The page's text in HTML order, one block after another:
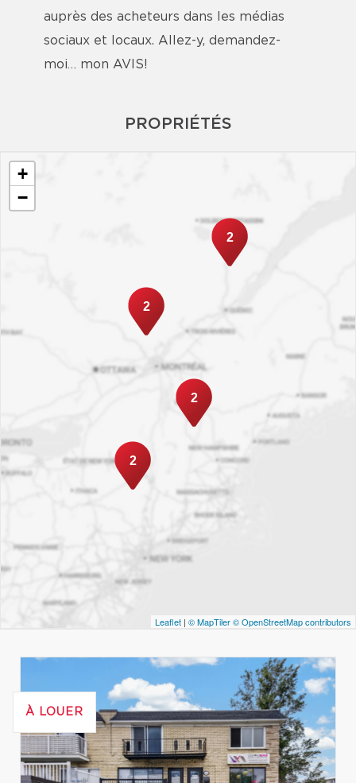
auprès des acheteurs dans les médias
sociaux et locaux. Allez-y, demandez-
moi… mon AVIS!
PROPRIÉTÉS
2
2
2
2
+
−
Leaflet | © MapTiler© OpenStreetMap contributors
À LOUER